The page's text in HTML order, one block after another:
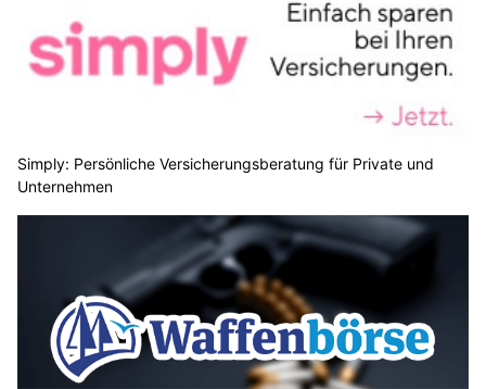
Simply: Persönliche Versicherungsberatung für Private und
Unternehmen